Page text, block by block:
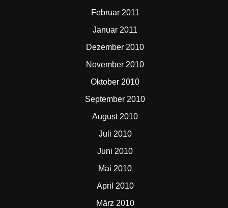
Februar 2011
Januar 2011
Dezember 2010
November 2010
Oktober 2010
September 2010
August 2010
Juli 2010
Juni 2010
Mai 2010
April 2010
März 2010